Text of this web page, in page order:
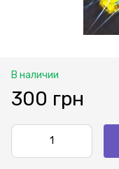
В наличии
300 грн